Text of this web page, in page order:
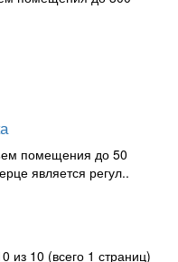
помещения до 50
является регул..
из 10 (всего 1 страниц)